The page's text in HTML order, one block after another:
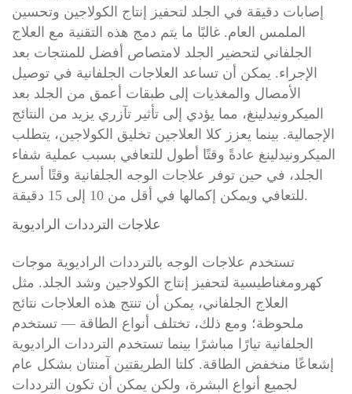
إصابات دقيقة في الجلد لتحفيز إنتاج الكولاجين وتحسين
الملمس العام. غالبًا ما يتم دمج هذه التقنية مع العلاج
الجلفاني لتحضير الجلد لامتصاص أفضل للمنتجات بعد
الإجراء. يمكن أن تساعد العلاجات الجلفانية في توصيل
الأمصال والمغذيات إلى طبقات أعمق من الجلد بعد
الميكرونيدلينغ، مما يؤدي إلى تأثير تآزري يزيد من النتائج
الإجمالية. بينما يعزز كلا العلاجين تخليق الكولاجين، يتطلب
الميكرونيدلينغ عادةً وقتًا أطول للتعافي بسبب عملية شفاء
الجلد، في حين توفر علاجات الوجه الجلفانية وقتًا أسرع
للتعافي ويمكن إكمالها في أقل من 10 إلى 15 دقيقة.
علاجات الترددات الراديوية
تستخدم علاجات الوجه بالترددات الراديوية موجات
كهرومغناطيسية لتحفيز إنتاج الكولاجين وشد الجلد. مثل
العلاج الجلفاني، يمكن أن تنتج هذه العلاجات نتائج
ملحوظة؛ ومع ذلك، تختلف أنواع الطاقة — تستخدم
الجلفانية تيارًا مباشرًا بينما تستخدم الترددات الراديوية
إشعاعًا منخفض الطاقة. كلتا الطريقتين آمنتان بشكل عام
لجميع أنواع البشرة، ولكن يمكن أن تكون الترددات